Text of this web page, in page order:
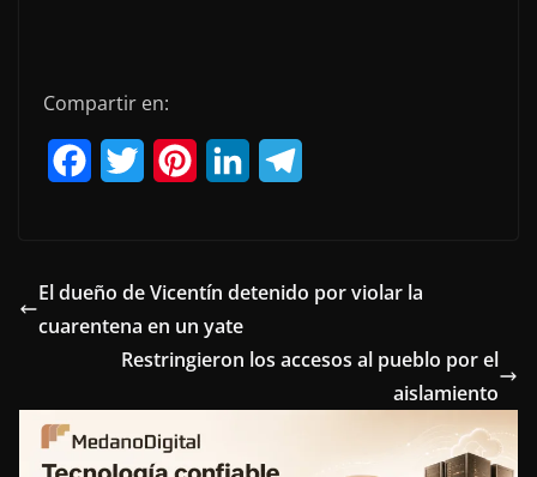
Compartir en:
e
b
o
k
t
t
e
r
t
e
r
e
s
k
d
I
n
e
r
a
El dueño de Vicentín detenido por violar la
cuarentena en un yate
Restringieron los accesos al pueblo por el
aislamiento